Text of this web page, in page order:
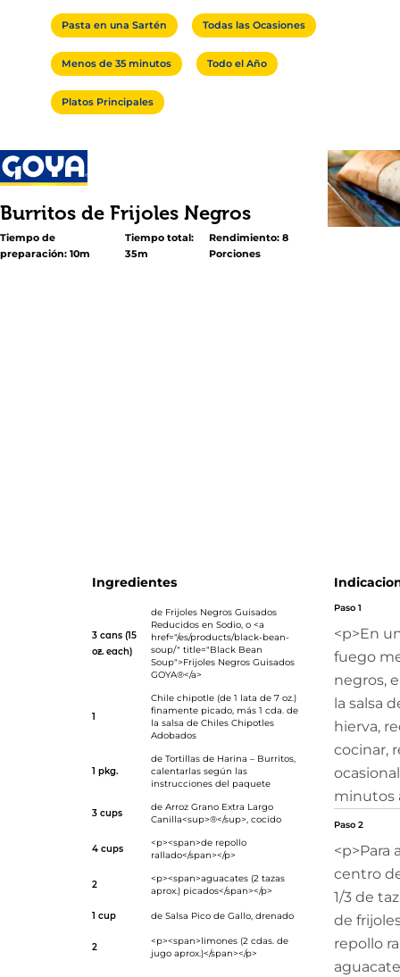
Pasta en una Sartén Todas las Ocasiones
Menos de 35 minutos Todo el Año
Platos Principales
Burritos de Frijoles Negros
Tiempo de
preparación: 10m
Tiempo total:
35m
Rendimiento: 8
Porciones
Ingredientes
3 cans (15
oz. each)
de Frijoles Negros Guisados
Reducidos en Sodio, o <a
href="/es/products/black-bean-
soup/" title="Black Bean
Soup">Frijoles Negros Guisados
GOYA®</a>
1
Chile chipotle (de 1 lata de 7 oz.)
finamente picado, más 1 cda. de
la salsa de Chiles Chipotles
Adobados
1 pkg.
de Tortillas de Harina – Burritos,
calentarlas según las
instrucciones del paquete
3 cups
de Arroz Grano Extra Largo
Canilla<sup>®</sup>, cocido
4 cups
<p><span>de repollo
rallado</span></p>
2
<p><span>aguacates (2 tazas
aprox.) picados</span></p>
1 cup de Salsa Pico de Gallo, drenado
2
<p><span>limones (2 cdas. de
jugo aprox.)</span></p>
Paso 1
<p>En
fuego
negros,
la salsa
hierva,
cocinar,
minutos
Paso 2
<p>Para
centro
1/3 de
de
repollo